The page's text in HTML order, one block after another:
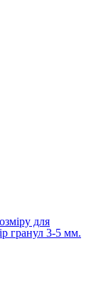
для
гранул 3-5 мм.